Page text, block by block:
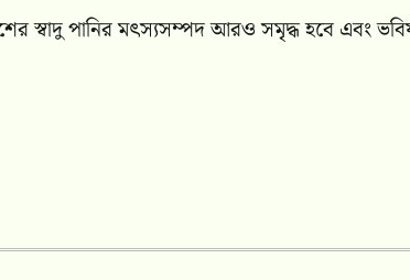
স্বাদু পানির মৎস্যসম্পদ আরও সমৃদ্ধ হবে এবং